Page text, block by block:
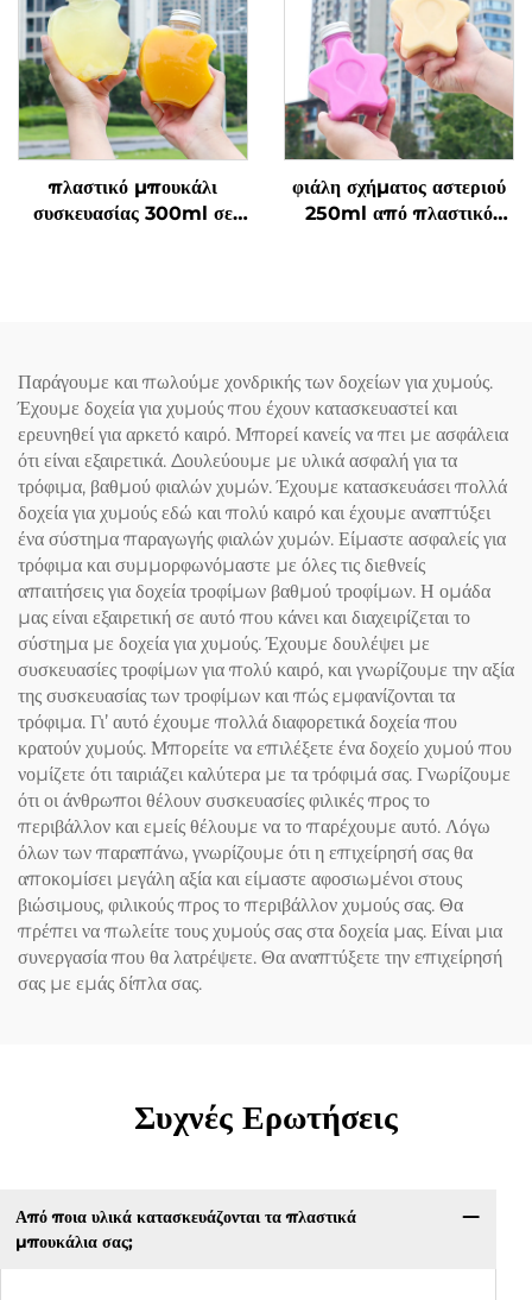
πώληση
πλαστικό μπουκάλι
συσκευασίας 300ml σε
φιάλη σχήματος αστεριού
250ml από πλαστικό
Παράγουμε και πωλούμε χονδρικής των δοχείων για χυμούς.
Έχουμε δοχεία για χυμούς που έχουν κατασκευαστεί και
ερευνηθεί για αρκετό καιρό. Μπορεί κανείς να πει με ασφάλεια
ότι είναι εξαιρετικά. Δουλεύουμε με υλικά ασφαλή για τα
τρόφιμα, βαθμού φιαλών χυμών. Έχουμε κατασκευάσει πολλά
δοχεία για χυμούς εδώ και πολύ καιρό και έχουμε αναπτύξει
ένα σύστημα παραγωγής φιαλών χυμών. Είμαστε ασφαλείς για
τρόφιμα και συμμορφωνόμαστε με όλες τις διεθνείς
απαιτήσεις για δοχεία τροφίμων βαθμού τροφίμων. Η ομάδα
μας είναι εξαιρετική σε αυτό που κάνει και διαχειρίζεται το
σύστημα με δοχεία για χυμούς. Έχουμε δουλέψει με
συσκευασίες τροφίμων για πολύ καιρό, και γνωρίζουμε την αξία
της συσκευασίας των τροφίμων και πώς εμφανίζονται τα
τρόφιμα. Γι’ αυτό έχουμε πολλά διαφορετικά δοχεία που
κρατούν χυμούς. Μπορείτε να επιλέξετε ένα δοχείο χυμού που
νομίζετε ότι ταιριάζει καλύτερα με τα τρόφιμά σας. Γνωρίζουμε
ότι οι άνθρωποι θέλουν συσκευασίες φιλικές προς το
περιβάλλον και εμείς θέλουμε να το παρέχουμε αυτό. Λόγω
όλων των παραπάνω, γνωρίζουμε ότι η επιχείρησή σας θα
αποκομίσει μεγάλη αξία και είμαστε αφοσιωμένοι στους
βιώσιμους, φιλικούς προς το περιβάλλον χυμούς σας. Θα
πρέπει να πωλείτε τους χυμούς σας στα δοχεία μας. Είναι μια
συνεργασία που θα λατρέψετε. Θα αναπτύξετε την επιχείρησή
σας με εμάς δίπλα σας.
Συχνές Ερωτήσεις
Από ποια υλικά κατασκευάζονται τα πλαστικά
μπουκάλια σας;